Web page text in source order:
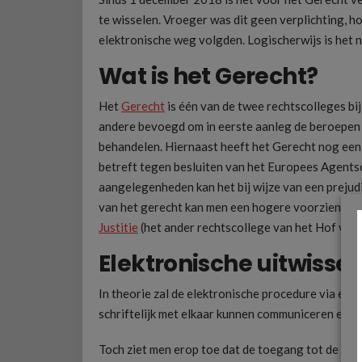
te wisselen. Vroeger was dit geen verplichting,
elektronische weg volgden. Logischerwijs is het
Wat is het Gerecht?
HetGerecht is één van de twee rechtscolleges
andere bevoegd om in eerste aanleg de
behandelen. Hiernaast heeft het Gerecht nog
betreft tegen besluiten van het Europees
aangelegenheden kan het bij wijze van een
van het gerecht kan men een hogere
Justitie (het ander rechtscollege van het Hof van
Elektronische
In theorie zal de elektronische procedure via e-
schriftelijk met elkaar kunnen communiceren en
Toch ziet men erop toe dat de toegang tot de